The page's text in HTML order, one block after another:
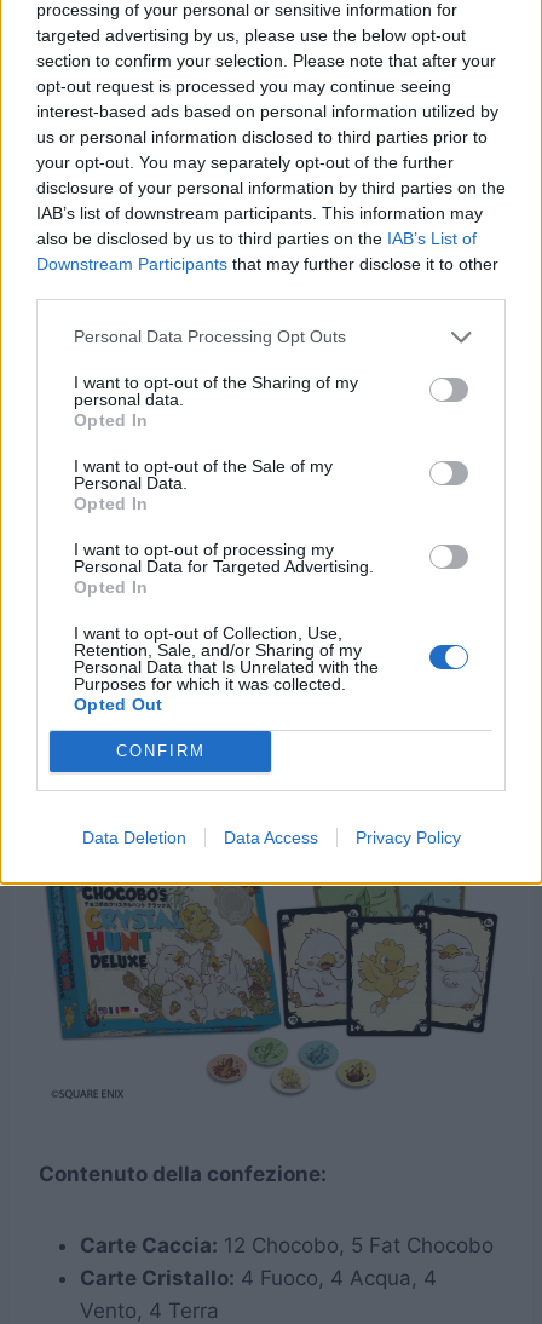
processing of your personal or sensitive information for
targeted advertising by us, please use the below opt-out
section to confirm your selection. Please note that after your
opt-out request is processed you may continue seeing
interest-based ads based on personal information utilized by
us or personal information disclosed to third parties prior to
your opt-out. You may separately opt-out of the further
disclosure of your personal information by third parties on the
IAB’s list of downstream participants. This information may
also be disclosed by us to third parties on the IAB’s List of
Downstream Participants that may further disclose it to other
Personal Data Processing Opt Outs
I want to opt-out of the Sharing of my
personal data.
Opted In
I want to opt-out of the Sale of my
Personal Data.
Opted In
I want to opt-out of processing my
Personal Data for Targeted Advertising.
Opted In
I want to opt-out of Collection, Use,
Retention, Sale, and/or Sharing of my
Personal Data that Is Unrelated with the
Purposes for which it was collected.
Opted Out
CONFIRM
Data Deletion Data Access Privacy Policy
CHOCOBO’S CRYSTAL HUNT
DELUXE – In arrivo a febbraio
2026
Per i fan dei Chocobo e dei giochi rapidi e
accessibili, Square Enix ha annunciato
Chocobo’s Crystal Hunt Deluxe, una nuova
edizione che unisce in un’unica confezione il
espansioneChocobo’s Dungeon & Monsters.
L’edizione deluxe presenta carte
completamente ridisegnate, nuove regole
opzionali e la stessa atmosfera adorabile che
Il gioco, da 2 a 4 giocatori, è semplice da
apprendere e adatto a tutte le età, con partite
rapide della durata compresa tra i 10 e i 20
minuti. Inoltre, tutti i componenti sono
indipendenti dalla lingua, mentre il manuale è
localizzato in giapponese, inglese, tedesco e
francese.
Contenuto della confezione:
Carte Caccia: 12 Chocobo, 5 Fat Chocobo
Carte Cristallo: 4 Fuoco, 4 Acqua, 4
Vento, 4 Terra